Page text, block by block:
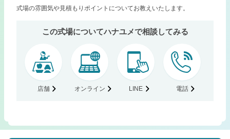
式場の雰囲気や見積もりポイントについてお教えいたします。
この式場についてハナユメで相談してみる
店舗 オンライン LINE 電話